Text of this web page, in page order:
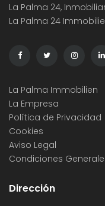
La Palma 24,
La Palma 24
La Palma Immobilien
La Empresa
Política de Privacidad
Cookies
Aviso Legal
Condiciones
Dirección